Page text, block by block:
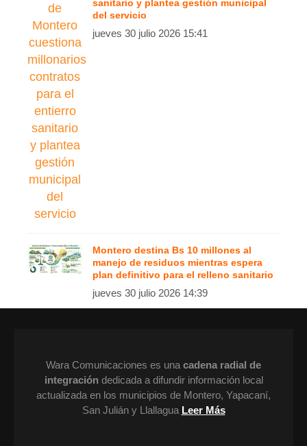
sanitario y plantea gestión municipal
del servicio
jueves 30 julio 2026 15:41
Montero destina Bs 10 millones al
manejo de residuos mientras espera
plan definitivo para el relleno sanitario
jueves 30 julio 2026 14:39
Wara Comunicaciones es una cadena radial de
integracióndedicada a difundir información local
actualizada en los municipios de Montero, Yapacaní,
San Julián y Llallagua Leer Más